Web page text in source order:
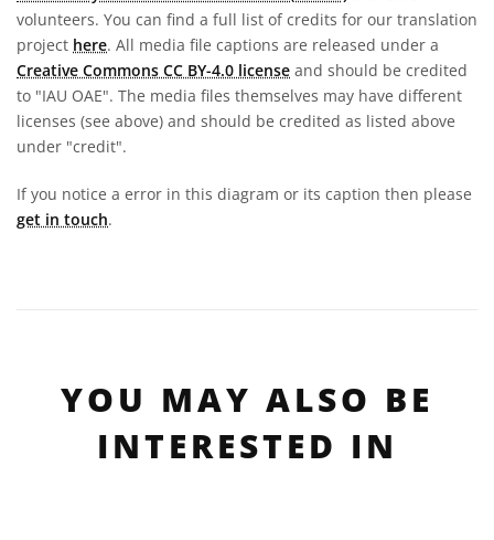
volunteers. You can find a full list of credits for our translation
project here. All media file captions are released under a
Creative Commons CC BY-4.0 license and should be credited
to "IAU OAE". The media files themselves may have different
licenses (see above) and should be credited as listed above
under "credit".
If you notice a error in this diagram or its caption then please
get in touch.
YOU MAY ALSO BE
INTERESTED IN